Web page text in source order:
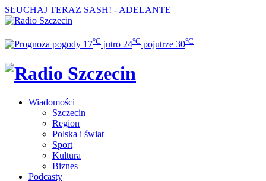
SŁUCHAJ TERAZ SASH! - ADELANTE
17°C jutro 24°C pojutrze 30°C
Wiadomości
Szczecin
Region
Polska i świat
Sport
Kultura
Biznes
Podcasty